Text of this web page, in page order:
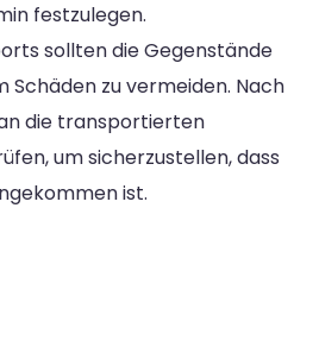
festzulegen.
sollten die Gegenstände
Schäden zu vermeiden. Nach
die transportierten
um sicherzustellen, dass
ist.